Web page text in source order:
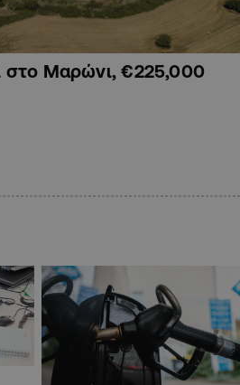
στο Μαρώνι, €225,000